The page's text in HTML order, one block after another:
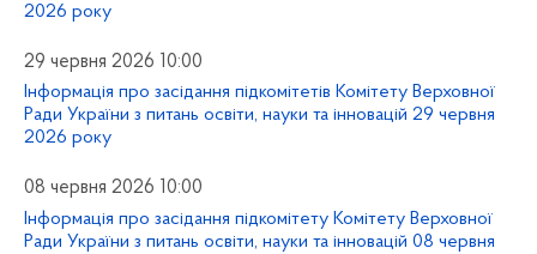
2026 року
29 червня 2026 10:00
Інформація про засідання підкомітетів Комітету Верховної
Ради України з питань освіти, науки та інновацій 29 червня
2026 року
08 червня 2026 10:00
Інформація про засідання підкомітету Комітету Верховної
Ради України з питань освіти, науки та інновацій 08 червня